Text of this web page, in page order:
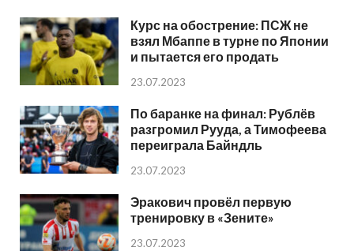
Курс на обострение: ПСЖ не
взял Мбаппе в турне по Японии
и пытается его продать
23.07.2023
По баранке на финал: Рублёв
разгромил Рууда, а Тимофеева
переиграла Байндль
23.07.2023
Эракович провёл первую
тренировку в «Зените»
23.07.2023